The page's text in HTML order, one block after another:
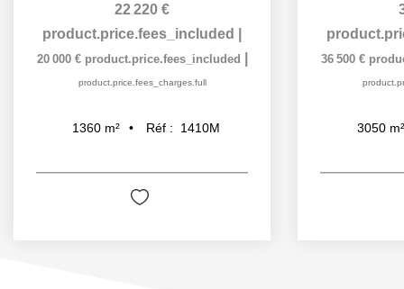
22 220 €
product.price.fees_included
20 000 € product.price.fees_included
product.price.fees_charges.full
1360 m² Réf : 1410M
36 500 €
3050 m²